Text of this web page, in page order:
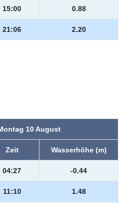
15:00 0.88
21:06 2.20
10 August
Zeit Wasserhöhe (m)
04:27 -0.44
11:10 1.48